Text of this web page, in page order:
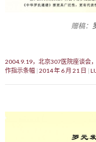
赠稿：
2004.9.19，北京307医院座谈会
作指示条幅 2014 年 6 月 21 日